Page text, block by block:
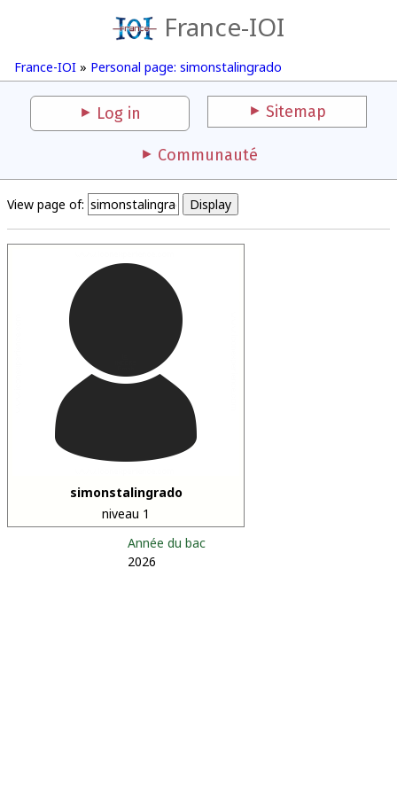
France-IOI
France-IOI » Personal page: simonstalingrado
Log in Sitemap
Communauté
View page of:
simonstalingrado
niveau 1
Année du bac
2026